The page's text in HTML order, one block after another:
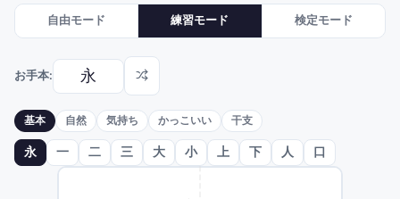
自由モード 練習モード 検定モード
お手本:
基本 自然 気持ち かっこいい 干支
永 一 二 三 大 小 上 下 人 口